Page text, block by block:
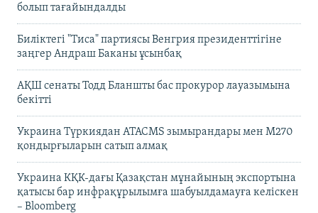
болып тағайындалды
Биліктегі "Тиса" партиясы Венгрия президенттігіне
заңгер Андраш Баканы ұсынбақ
АҚШ сенаты Тодд Бланшты бас прокурор лауазымына
бекітті
Украина Түркиядан ATACMS зымырандары мен M270
қондырғыларын сатып алмақ
Украина КҚК-дағы Қазақстан мұнайының экспортына
қатысы бар инфрақұрылымға шабуылдамауға келіскен
– Bloomberg